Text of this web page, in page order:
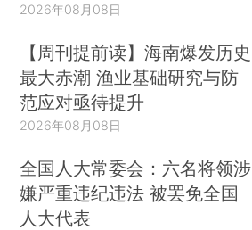
2026年08月08日
【周刊提前读】海南爆发历史
最大赤潮 渔业基础研究与防
范应对亟待提升
2026年08月08日
全国人大常委会：六名将领涉
嫌严重违纪违法 被罢免全国
人大代表